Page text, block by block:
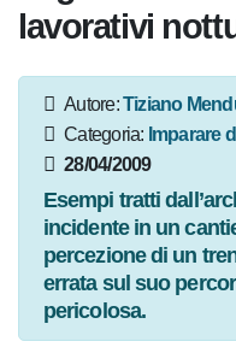
lavorativi
Autore:Tiziano
Categoria:
errori
28/04/2009
Esempi tratti
incidente in un
percezione di un
convinzione errata
in una zona